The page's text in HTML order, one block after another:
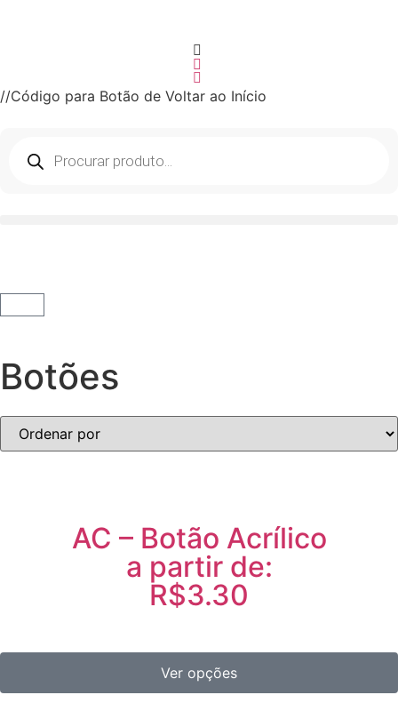
//Código para Botão de Voltar ao Início
Botões
AC – Botão Acrílico
a partir de:
R$3.30
Ver opções